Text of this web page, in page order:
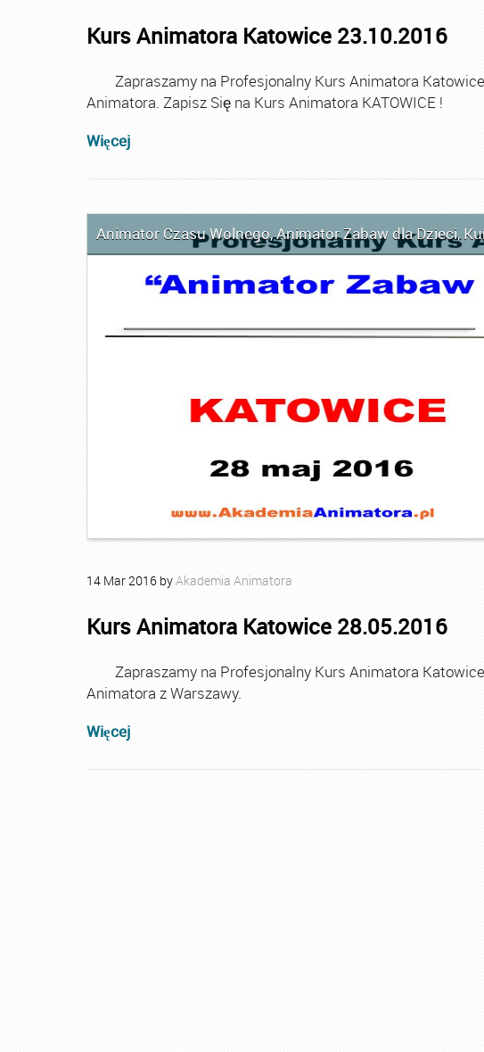
Kurs Animatora Katowice 23.10.2016
Zapraszamy na Profesjonalny Kurs Animatora Katowice
Animatora. Zapisz Się na Kurs Animatora KATOWICE !
Więcej
Animator Czasu Wolnego,Animator Zabaw dla Dzieci,
14 Mar2016 byAkademia Animatora
Kurs Animatora Katowice 28.05.2016
Zapraszamy na Profesjonalny Kurs Animatora Katowice
Animatora z Warszawy.
Więcej